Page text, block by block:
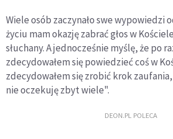
Wiele osób zaczynało swe wypowiedzi
życiu mam okazję zabrać głos w
słuchany. A jednocześnie myślę, że po
zdecydowałem się powiedzieć coś w
zdecydowałem się zrobić krok
nie oczekuję zbyt wiele".
DEON.PL POLECA